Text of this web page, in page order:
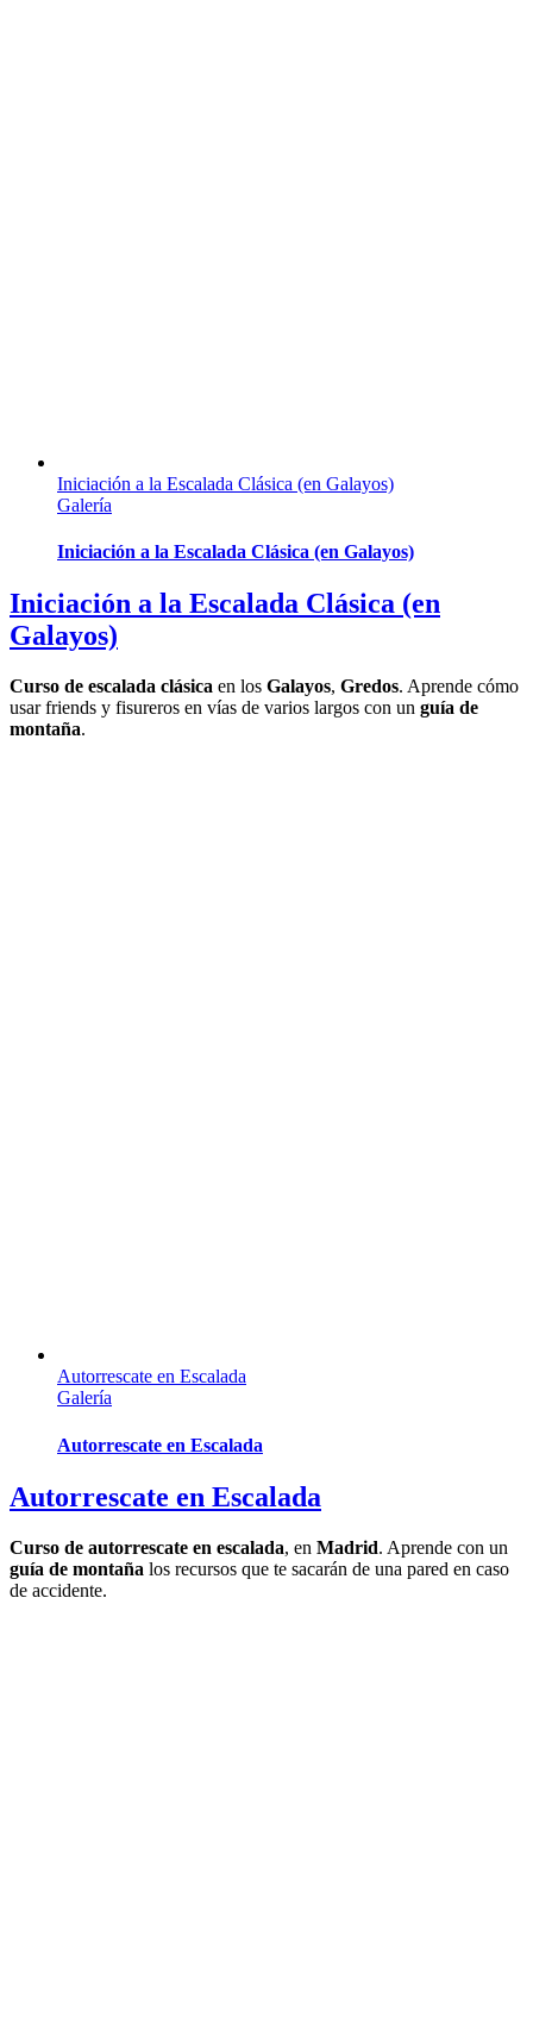
Iniciación a la Escalada Clásica (en Galayos)
Galería
Iniciación a la Escalada Clásica (en Galayos)
Iniciación a la Escalada Clásica (en
Galayos)
Curso de escalada clásica en los Galayos, Gredos. Aprende cómo
usar friends y fisureros en vías de varios largos con un guía de
montaña.
Autorrescate en Escalada
Galería
Autorrescate en Escalada
Autorrescate en Escalada
Curso de autorrescate en escalada, en Madrid. Aprende con un
guía de montaña los recursos que te sacarán de una pared en caso
de accidente.